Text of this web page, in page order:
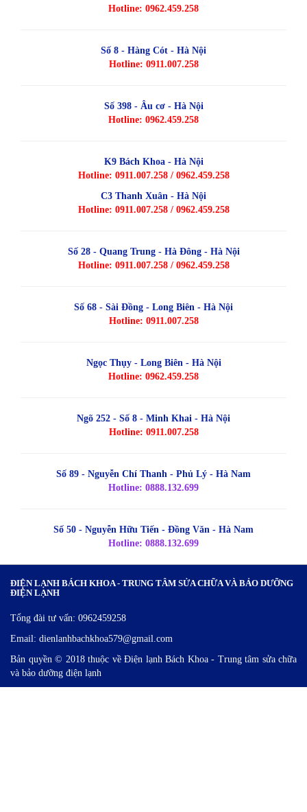
Hotline: 0962.459.258
Số 8 - Hàng Cót - Hà Nội
Hotline: 0911.007.258
Số 398 - Âu cơ - Hà Nội
Hotline: 0962.459.258
K9 Bách Khoa - Hà Nội
Hotline: 0911.007.258 / 0962.459.258
C3 Thanh Xuân - Hà Nội
Hotline: 0911.007.258 / 0962.459.258
Số 28 - Quang Trung - Hà Đông - Hà Nội
Hotline: 0911.007.258 / 0962.459.258
Số 68 - Sài Đồng - Long Biên - Hà Nội
Hotline: 0911.007.258
Ngọc Thụy - Long Biên - Hà Nội
Hotline: 0962.459.258
Ngõ 252 - Số 8 - Minh Khai - Hà Nội
Hotline: 0911.007.258
Số 89 - Nguyễn Chí Thanh - Phủ Lý - Hà Nam
Hotline: 0888.132.699
Số 50 - Nguyễn Hữu Tiến - Đồng Văn - Hà Nam
Hotline: 0888.132.699
ĐIỆN LẠNH BÁCH KHOA - TRUNG TÂM SỬA CHỮA VÀ BẢO DƯỠNG
ĐIỆN LẠNH
Tổng đài tư vấn: 0962459258
Email: dienlanhbachkhoa579@gmail.com
Bản quyền © 2018 thuộc về Điện lạnh Bách Khoa - Trung tâm sửa chữa
và bảo dưỡng điện lạnh